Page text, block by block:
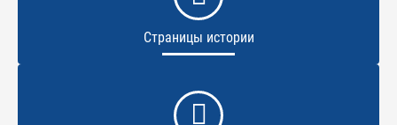
Страницы истории